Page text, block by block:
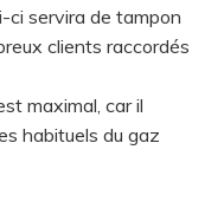
ci servira de tampon
clients raccordés
maximal, car il
habituels du gaz